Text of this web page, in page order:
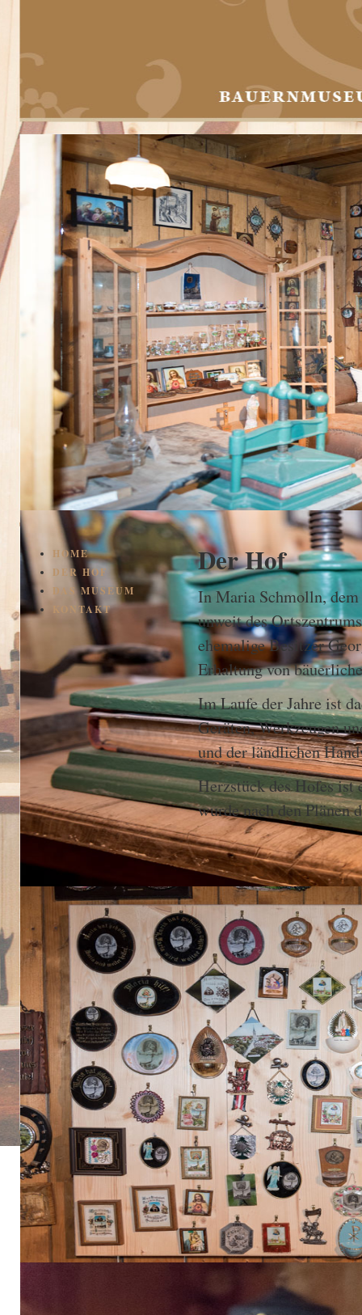
HOME
DER HOF
DAS MUSEUM
KONTAKT
Der Hof
In Maria Schmolln,
unweit des
ehemalige Besitzer
Erhaltung von
Im Laufe der Jahre ist
Geräten, Werkzeugen
und der ländlichen
Herzstück des Hofes
wurde nach den Plänen